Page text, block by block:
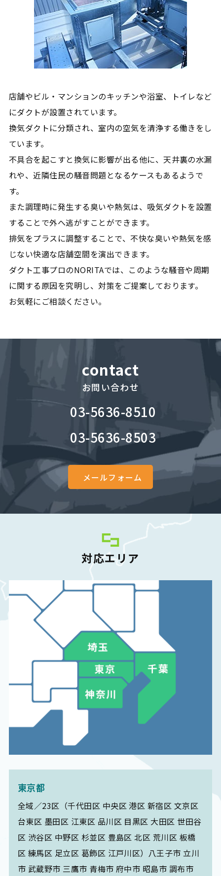
店舗やビル・マンションのキッチンや浴室、トイレなど
にダクトが設置されています。
換気ダクトに分類され、室内の空気を清浄する働きをし
ています。
不具合を起こすと換気に影響が出る他に、天井裏の水漏
れや、近隣住民の騒音問題となるケースもあるようで
す。
また調理時に発生する臭いや熱気は、吸気ダクトを設置
することで外へ逃がすことができます。
排気をプラスに調整することで、不快な臭いや熱気を感
じない快適な店舗空間を演出できます。
ダクト工事プロのNORITAでは、このような騒音や周期
に関する原因を究明し、対策をご提案しております。
お気軽にご相談ください。
お問い合わせ
contact
03-5636-8510
03-5636-8503
メールフォーム
対応エリア
東京都
全域／23区（千代田区 中央区 港区 新宿区 文京区
台東区 墨田区 江東区 品川区 目黒区 大田区 世田谷
区 渋谷区 中野区 杉並区 豊島区 北区 荒川区 板橋
区 練馬区 足立区 葛飾区 江戸川区）八王子市 立川
市 武蔵野市 三鷹市 青梅市 府中市 昭島市 調布市